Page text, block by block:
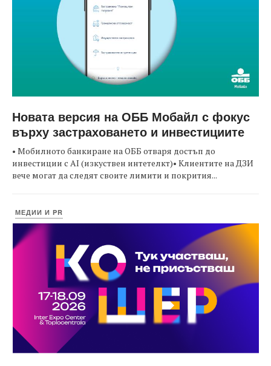
Новата версия на ОББ Мобайл с фокус
върху застраховането и инвестициите
• Мобилното банкиране на ОББ отваря достъп до
инвестиции с AI (изкуствен интетелкт)• Клиентите на ДЗИ
вече могат да следят своите лимити и покрития...
МЕДИИ И PR